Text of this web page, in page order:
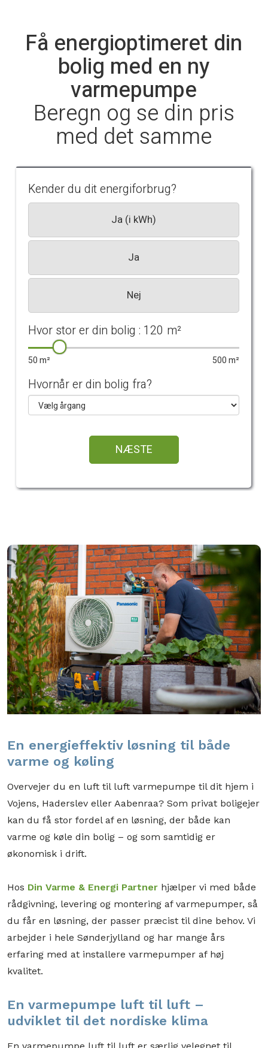
En energieffektiv løsning til både
varme og køling
Overvejer du en luft til luft varmepumpe til dit hjem i
Vojens, Haderslev eller Aabenraa? Som privat boligejer
kan du få stor fordel af en løsning, der både kan
varme og køle din bolig – og som samtidig er
økonomisk i drift.
Hos Din Varme & Energi Partner hjælper vi med både
rådgivning, levering og montering af varmepumper, så
du får en løsning, der passer præcist til dine behov. Vi
arbejder i hele Sønderjylland og har mange års
erfaring med at installere varmepumper af høj
kvalitet.
En varmepumpe luft til luft –
udviklet til det nordiske klima